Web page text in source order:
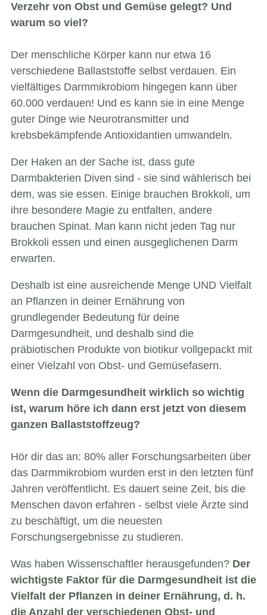
Verzehr von Obst und Gemüse gelegt? Und
warum so viel?
Der menschliche Körper kann nur etwa 16
verschiedene Ballaststoffe selbst verdauen. Ein
vielfältiges Darmmikrobiom hingegen kann über
60.000 verdauen! Und es kann sie in eine Menge
guter Dinge wie Neurotransmitter und
krebsbekämpfende Antioxidantien umwandeln.
Der Haken an der Sache ist, dass gute
Darmbakterien Diven sind - sie sind wählerisch bei
dem, was sie essen. Einige brauchen Brokkoli, um
ihre besondere Magie zu entfalten, andere
brauchen Spinat. Man kann nicht jeden Tag nur
Brokkoli essen und einen ausgeglichenen Darm
erwarten.
Deshalb ist eine ausreichende Menge UND Vielfalt
an Pflanzen in deiner Ernährung von
grundlegender Bedeutung für deine
Darmgesundheit, und deshalb sind die
präbiotischen Produkte von biotikur vollgepackt mit
einer Vielzahl von Obst- und Gemüsefasern.
Wenn die Darmgesundheit wirklich so wichtig
ist, warum höre ich dann erst jetzt von diesem
ganzen Ballaststoffzeug?
Hör dir das an: 80% aller Forschungsarbeiten über
das Darmmikrobiom wurden erst in den letzten fünf
Jahren veröffentlicht. Es dauert seine Zeit, bis die
Menschen davon erfahren - selbst viele Ärzte sind
zu beschäftigt, um die neuesten
Forschungsergebnisse zu studieren.
Was haben Wissenschaftler herausgefunden? Der
wichtigste Faktor für die Darmgesundheit ist die
Vielfalt der Pflanzen in deiner Ernährung, d. h.
die Anzahl der verschiedenen Obst- und